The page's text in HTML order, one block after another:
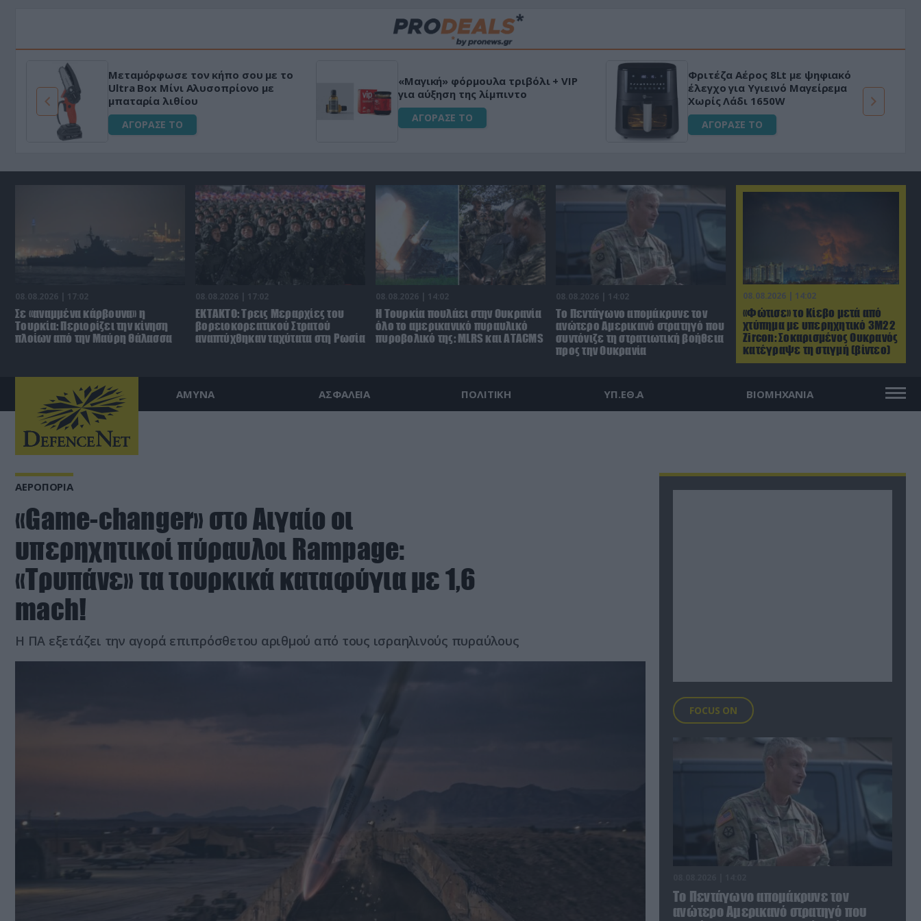
Μεταμόρφωσε τον κήπο σου με το
Ultra Box Μίνι Αλυσοπρίονο με
μπαταρία λιθίου
ΑΓΟΡΑΣΕ ΤΟ
«Μαγική» φόρμουλα τριβόλι + VIP
για αύξηση της λίμπιντο
ΑΓΟΡΑΣΕ ΤΟ
Φριτέζα Αέρος 8Lt με ψηφιακό
έλεγχο για Υγιεινό Μαγείρεμα
Χωρίς Λάδι 1650W
ΑΓΟΡΑΣΕ ΤΟ
08.08.2026 | 14:02
«Φώτισε» το Κίεβο μετά από
χτύπημα με υπερηχητικό 3M22
Zircon: Σοκαρισμένος Ουκρανός
κατέγραψε τη στιγμή (βίντεο)
08.08.2026 | 17:02
Σε «αναμμένα κάρβουνα» η
Τουρκία: Περιορίζει την κίνηση
πλοίων από την Μαύρη Θάλασσα
08.08.2026 | 17:02
ΕΚΤΑΚΤΟ: Τρεις Μεραρχίες του
βορειοκορεατικού Στρατού
αναπτύχθηκαν ταχύτατα στη Ρωσία
08.08.2026 | 14:02
Η Τουρκία πουλάει στην Ουκρανία
όλο το αμερικανικό πυραυλικό
πυροβολικό της: MLRS και ΑΤΑCMS
08.08.2026 | 14:02
Το Πεντάγωνο απομάκρυνε τον
ανώτερο Αμερικανό στρατηγό που
συντόνιζε τη στρατιωτική βοήθεια
προς την Ουκρανία
ΑΜΥΝΑ ΑΣΦΑΛΕΙΑ ΠΟΛΙΤΙΚΗ ΥΠ.ΕΘ.Α ΒΙΟΜΗΧΑΝΙΑ
ΑΕΡΟΠΟΡΙΑ
«Game-changer» στο Αιγαίο οι
υπερηχητικοί πύραυλοι Rampage:
«Τρυπάνε» τα τουρκικά καταφύγια με 1,6
mach!
Η ΠΑ εξετάζει την αγορά επιπρόσθετου αριθμού από τους ισραηλινούς πυραύλους
FOCUS ON
Το Πεντάγωνο απομάκρυνε τον
ανώτερο Αμερικανό στρατηγό που